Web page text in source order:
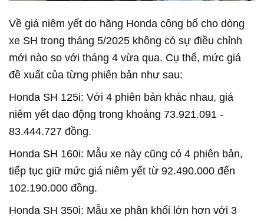
Về giá niêm yết do hãng Honda công bố cho dòng
xe SH trong tháng 5/2025 không có sự điều chỉnh
mới nào so với tháng 4 vừa qua. Cụ thể, mức giá
đề xuất của từng phiên bản như sau:
Honda SH 125i: Với 4 phiên bản khác nhau, giá
niêm yết dao động trong khoảng 73.921.091 -
83.444.727 đồng.
Honda SH 160i: Mẫu xe này cũng có 4 phiên bản,
tiếp tục giữ mức giá niêm yết từ 92.490.000 đến
102.190.000 đồng.
Honda SH 350i: Mẫu xe phân khối lớn hơn với 3